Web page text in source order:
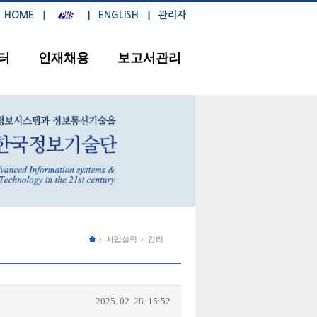
HOME ENGLISH 관리자
인재채용 보고서관리
사업실적 감리
2025. 02. 28. 15:52